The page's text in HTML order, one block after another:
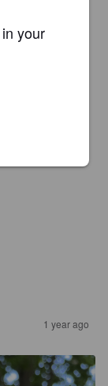
1 year ago
your